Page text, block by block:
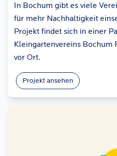
In Bochum gibt es viele
für mehr Nachhaltigkeit
Projekt findet sich in einer
Kleingartenvereins Bochum
vor Ort.
Projekt ansehen